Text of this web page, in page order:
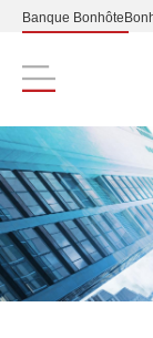
Banque Bonhôte